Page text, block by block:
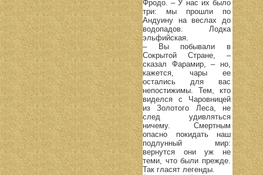
Фродо. – У нас их было
три: мы прошли по
Андуину на веслах до
водопадов. Лодка
эльфийская.
– Вы побывали в
Сокрытой Стране, –
сказал Фарамир, – но,
кажется, чары ее
остались для вас
непостижимы. Тем, кто
виделся с Чаровницей
из Золотого Леса, не
след удивляться
ничему. Смертным
опасно покидать наш
подлунный мир:
вернутся они уж не
теми, что были прежде.
Так гласят легенды.